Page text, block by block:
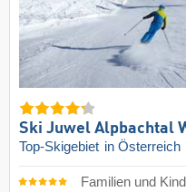
Ski Juwel Alpbachtal
Top-Skigebiet in Österreich
Familien und